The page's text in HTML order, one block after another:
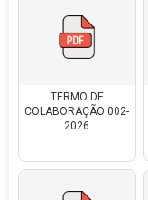
TERMO DE
COLABORAÇÃO 002-
2026